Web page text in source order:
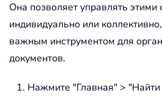
Она позволяет управлять этими
индивидуально или
важным инструментом для
документов.
Нажмите "Главная" >